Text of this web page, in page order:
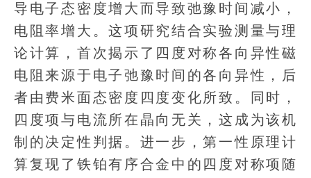
导电子态密度增大而导致弛豫时间减小，
电阻率增大。这项研究结合实验测量与理
论计算，首次揭示了四度对称各向异性磁
电阻来源于电子弛豫时间的各向异性，后
者由费米面态密度四度变化所致。同时，
四度项与电流所在晶向无关，这成为该机
制的决定性判据。进一步，第一性原理计
算复现了铁铂有序合金中的四度对称项随